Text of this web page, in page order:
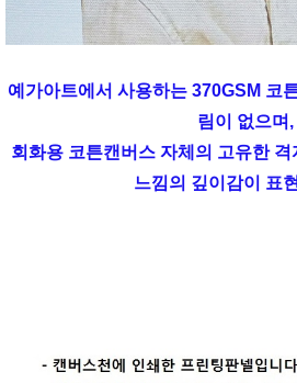
예가아트에서 사용하는 370GSM 코
림이 없으며,
회화용 코튼캔버스 자체의 고유한
느낌의 깊이감이 표